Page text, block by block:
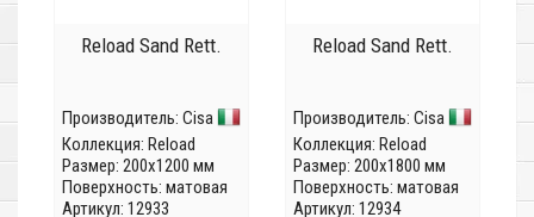
Reload Sand Rett.
Производитель: Cisa
Коллекция: Reload
Размер: 200x1200 мм
Поверхность: матовая
Артикул: 12933
Reload Sand Rett.
Производитель: Cisa
Коллекция: Reload
Размер: 200x1800 мм
Поверхность: матовая
Артикул: 12934